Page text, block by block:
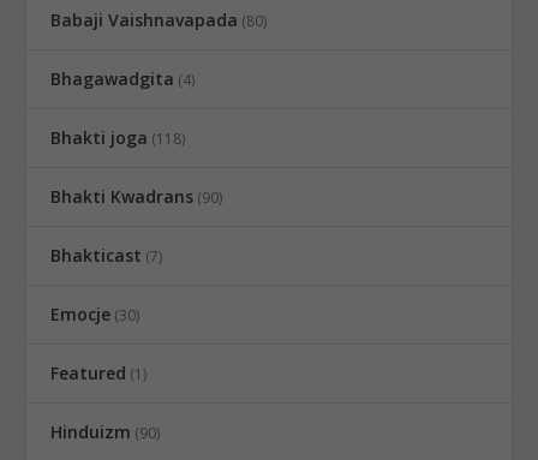
Babaji Vaishnavapada (80)
Bhagawadgita (4)
Bhakti joga (118)
Bhakti Kwadrans (90)
Bhakticast (7)
Emocje (30)
Featured (1)
Hinduizm (90)